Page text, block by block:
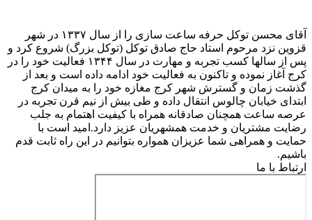
آقای محسن توکل حرفه ساعت سازی را از سال ۱۳۳۷ در شهر
قزوین نزد مرحوم استاد حاج صادق توکل (توکل بزرگ) شروع کرد و
پس از سالها کسب تجربه و مهارت در سال ۱۳۴۴ فعالیت خود را در
کرج آغاز نموده و تاکنون به فعالیت خود ادامه داده است و بعد از
گذشت زمان و گسترش شهر کرج مغازه خود را به میدان کرج
ابتدای خیابان چالوس انتقال داده و طی بیش از نیم قرن تجربه در
عرصه ساعت همچنان صادقانه همراه با کیفیت اهتمام به جلب
رضایت مشتریان و خدمت همشهریان عزیز دارد.امید است با
حمایت و همراهی شما عزیزان همواره بتوانیم در این راه ثابت قدم
باشیم.
ارتباط با ما